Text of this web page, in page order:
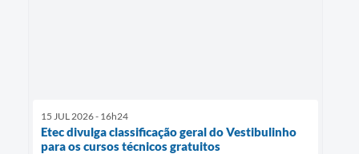
15 JUL 2026 - 16h24
Etec divulga classificação geral do Vestibulinho
para os cursos técnicos gratuitos